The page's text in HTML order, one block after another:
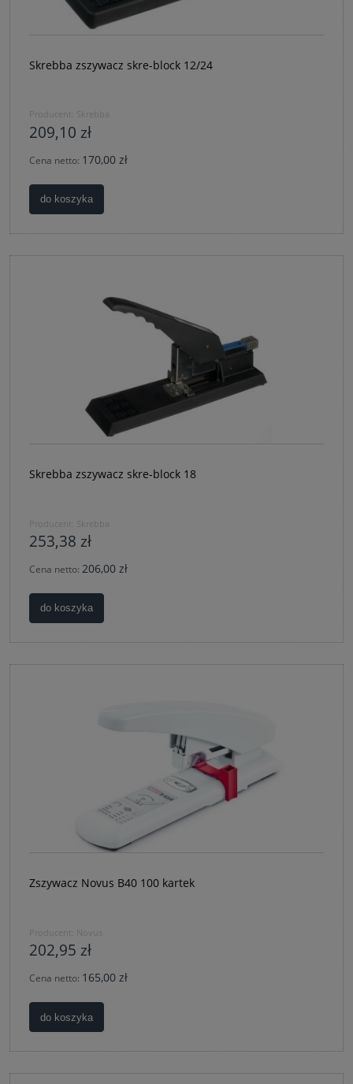
Skrebba zszywacz skre-block 12/24
Producent: Skrebba
209,10 zł
Cena netto: 170,00 zł
do koszyka
Skrebba zszywacz skre-block 18
Producent: Skrebba
253,38 zł
Cena netto: 206,00 zł
do koszyka
Zszywacz Novus B40 100 kartek
Producent: Novus
202,95 zł
Cena netto: 165,00 zł
do koszyka